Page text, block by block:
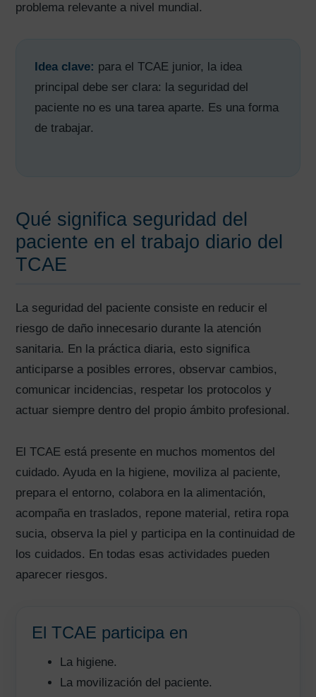
problema relevante a nivel mundial.
Idea clave: para el TCAE junior, la idea
principal debe ser clara: la seguridad del
paciente no es una tarea aparte. Es una forma
de trabajar.
Qué significa seguridad del
paciente en el trabajo diario del
TCAE
La seguridad del paciente consiste en reducir el
riesgo de daño innecesario durante la atención
sanitaria. En la práctica diaria, esto significa
anticiparse a posibles errores, observar cambios,
comunicar incidencias, respetar los protocolos y
actuar siempre dentro del propio ámbito profesional.
El TCAE está presente en muchos momentos del
cuidado. Ayuda en la higiene, moviliza al paciente,
prepara el entorno, colabora en la alimentación,
acompaña en traslados, repone material, retira ropa
sucia, observa la piel y participa en la continuidad de
los cuidados. En todas esas actividades pueden
aparecer riesgos.
El TCAE participa en
La higiene.
La movilización del paciente.